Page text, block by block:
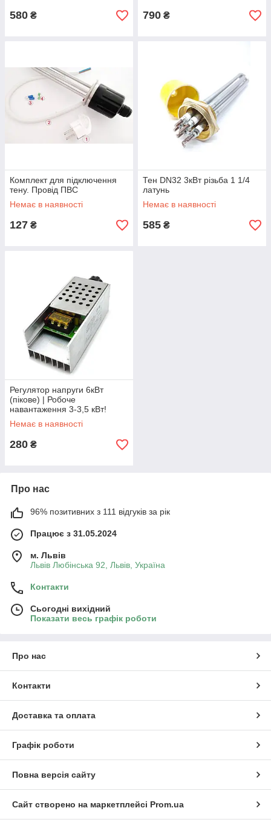
580 ₴ 790 ₴
Комплект для підключення
тену. Провід ПВС
Немає в наявності
127 ₴
Тен DN32 3кВт різьба 1 1/4
латунь
Немає в наявності
585 ₴
Регулятор напруги 6кВт
(пікове) | Робоче
навантаження 3-3,5 кВт!
Немає в наявності
280 ₴
Про нас
96% позитивних з 111 відгуків за рік
Працює з 31.05.2024
м. Львів
Львів Любінська 92, Львів, Україна
Контакти
Сьогодні вихідний
Показати весь графік роботи
Про нас
Контакти
Доставка та оплата
Графік роботи
Повна версія сайту
Сайт створено на маркетплейсі Prom.ua